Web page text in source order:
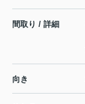
間取り / 詳細
向き